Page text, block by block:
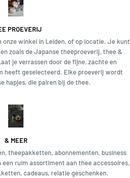
Prana Chai in een Chai of Turkse pot.
plantaardige) melk. Wij raden soja melk
PROEVERIJ
winkel in Leiden, of op locatie. Je kunt
zoals de Japanse theeproeverij, thee &
je verrassen door de fijne, zachte en
heeft geselecteerd. Elke proeverij wordt
hapjes, die pairen bij de thee.
& MEER
theepakketten, abonnementen, business
een ruim assortiment aan thee accessoires,
cadeaus, relatie geschenken.